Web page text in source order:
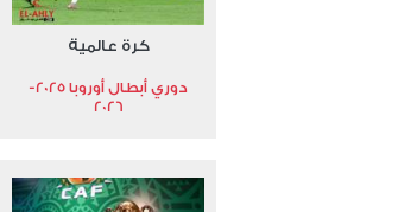
كرة عالمية
دوري أبطال أوروبا 2025-
2026